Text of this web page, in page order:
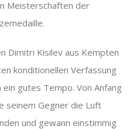
Meisterschaften der
Dimitri Kisilev aus Kempten
konditionellen Verfassung
gutes Tempo. Von Anfang
Gegner die Luft
und gewann einstimmig